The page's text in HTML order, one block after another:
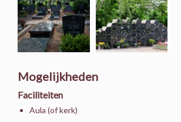
Mogelijkheden
Faciliteiten
Aula (of kerk)